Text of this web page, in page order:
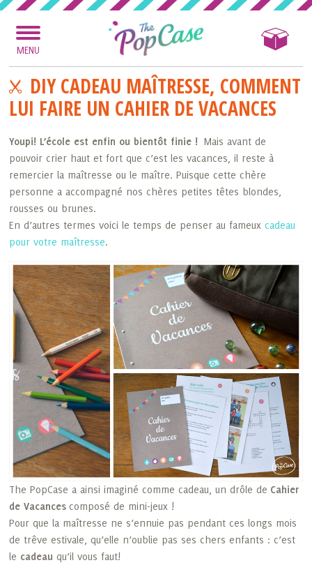
MENU
DIY CADEAU MAÎTRESSE, COMMENT
LUI FAIRE UN CAHIER DE VACANCES
Youpi! L’école est enfin ou bientôt finie !Mais avant de
pouvoir crier haut et fort que c’est les vacances, il reste à
remercier la maîtresse ou le maître. Puisque cette chère
personne a accompagné nos chères petites têtes blondes,
rousses ou brunes.
En d’autres termes voici le temps de penser au fameuxcadeau
pour votre maîtresse.
The PopCase a ainsi imaginé comme cadeau, un drôle de Cahier
de Vacances composé de mini-jeux !
Pour que la maîtresse ne s’ennuie pas pendant ces longs mois
de trêve estivale, qu’elle n’oublie pas ses chers enfants : c’est
le cadeauqu’il vous faut!